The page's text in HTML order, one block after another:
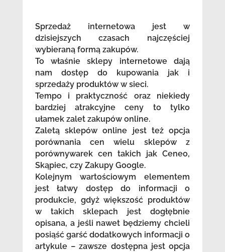
Sprzedaż internetowa jest w
dzisiejszych czasach najczęściej
wybieraną formą zakupów.
To właśnie sklepy internetowe dają
nam dostęp do kupowania jak i
sprzedaży produktów w sieci.
Tempo i praktyczność oraz niekiedy
bardziej atrakcyjne ceny to tylko
ułamek zalet zakupów online.
Zaletą sklepów online jest też opcja
porównania cen wielu sklepów z
porównywarek cen takich jak Ceneo,
Skąpiec, czy Zakupy Google.
Kolejnym wartościowym elementem
jest łatwy dostęp do informacji o
produkcie, gdyż większość produktów
w takich sklepach jest dogłębnie
opisana, a jeśli nawet będziemy chcieli
posiąść garść dodatkowych informacji o
artykule – zawsze dostępna jest opcja